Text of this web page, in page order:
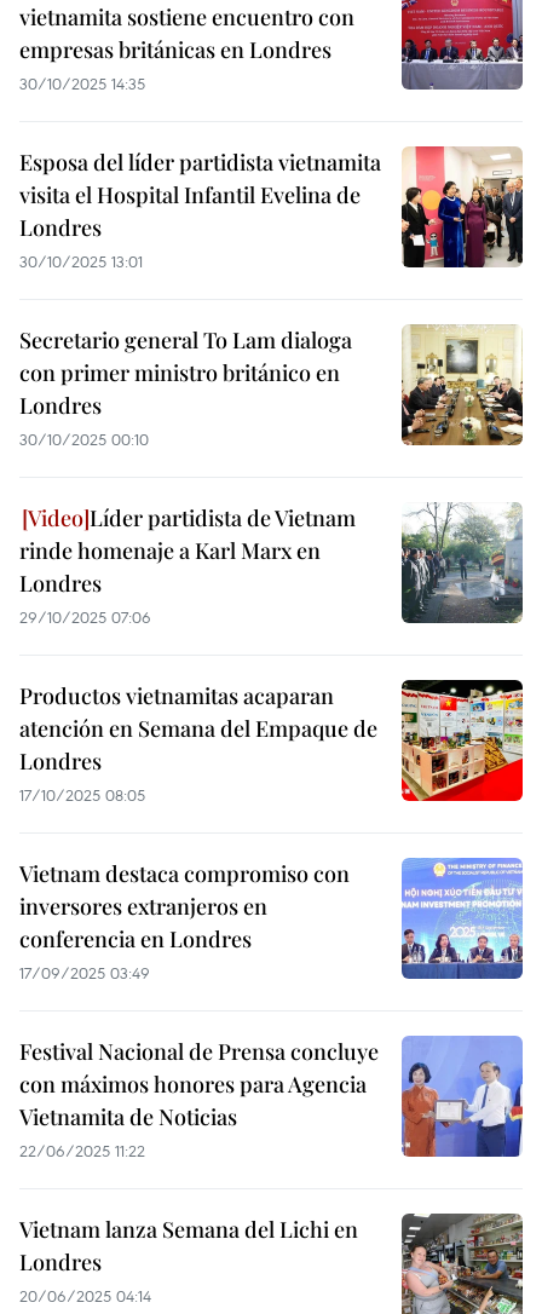
vietnamita sostiene encuentro con
empresas británicas en Londres
30/10/2025 14:35
Esposa del líder partidista vietnamita
visita el Hospital Infantil Evelina de
Londres
30/10/2025 13:01
Secretario general To Lam dialoga
con primer ministro británico en
Londres
30/10/2025 00:10
Líder partidista de Vietnam
rinde homenaje a Karl Marx en
Londres
29/10/2025 07:06
Productos vietnamitas acaparan
atención en Semana del Empaque de
Londres
17/10/2025 08:05
Vietnam destaca compromiso con
inversores extranjeros en
conferencia en Londres
17/09/2025 03:49
Festival Nacional de Prensa concluye
con máximos honores para Agencia
Vietnamita de Noticias
22/06/2025 11:22
Vietnam lanza Semana del Lichi en
Londres
20/06/2025 04:14